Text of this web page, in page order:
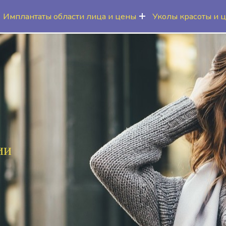
Имплантаты области лица и цены Уколы красоты и